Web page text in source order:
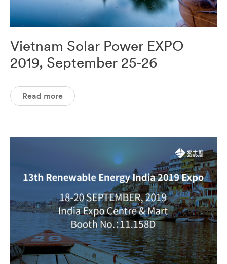
Vietnam Solar Power EXPO
2019, September 25-26
Read more